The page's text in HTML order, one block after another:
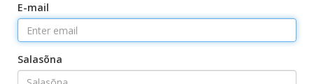
E-mail
Salasõna